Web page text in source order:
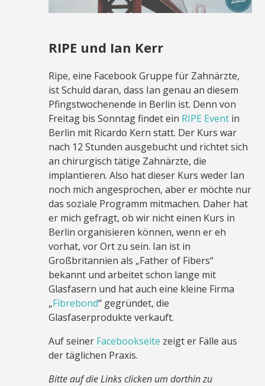
RIPE und Ian Kerr
Ripe, eine Facebook Gruppe für Zahnärzte,
ist Schuld daran, dass Ian genau an diesem
Pfingstwochenende in Berlin ist. Denn von
Freitag bis Sonntag findet ein RIPE Event in
Berlin mit Ricardo Kern statt. Der Kurs war
nach 12 Stunden ausgebucht und richtet sich
an chirurgisch tätige Zahnärzte, die
implantieren. Also hat dieser Kurs weder Ian
noch mich angesprochen, aber er möchte nur
das soziale Programm mitmachen. Daher hat
er mich gefragt, ob wir nicht einen Kurs in
Berlin organisieren können, wenn er eh
vorhat, vor Ort zu sein. Ian ist in
Großbritannien als „Father of Fibers“
bekannt und arbeitet schon lange mit
Glasfasern und hat auch eine kleine Firma
„Fibrebond“ gegründet, die
Glasfaserprodukte verkauft.
Auf seiner Facebookseite zeigt er Fälle aus
der täglichen Praxis.
Bitte auf die Links clicken um dorthin zu